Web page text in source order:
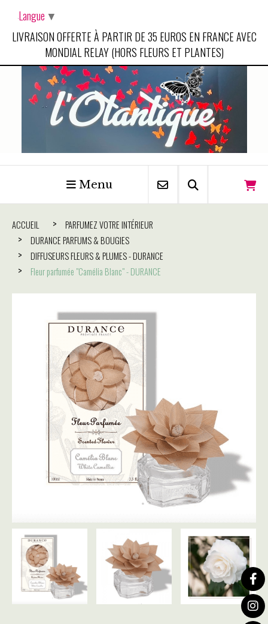
LIVRAISON OFFERTE À PARTIR DE 35 EUROS EN FRANCE AVEC
MONDIAL RELAY (HORS FLEURS ET PLANTES)
Menu
ACCUEIL
PARFUMEZ VOTRE INTÉRIEUR
DURANCE PARFUMS & BOUGIES
DIFFUSEURS FLEURS & PLUMES - DURANCE
Fleur parfumée "Camélia Blanc" - DURANCE
Langue ▼